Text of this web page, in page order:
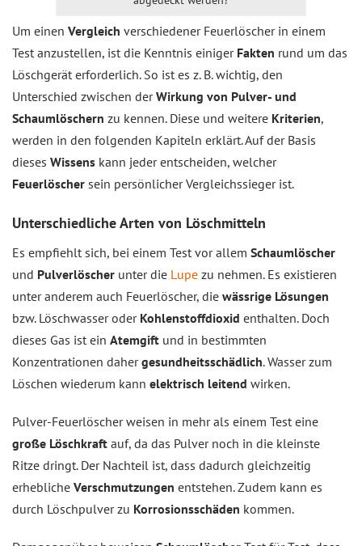
Um einen Vergleich verschiedener Feuerlöscher in einem
Test anzustellen, ist die Kenntnis einiger Fakten rund um das
Löschgerät erforderlich. So ist es z. B. wichtig, den
Unterschied zwischen derWirkung von Pulver- und
Schaumlöschern zu kennen. Diese und weitere Kriterien,
werden in den folgenden Kapiteln erklärt. Auf der Basis
dieses Wissens kann jeder entscheiden, welcher
Feuerlöscher sein persönlicher Vergleichssieger ist.
Unterschiedliche Arten von Löschmitteln
Es empfiehlt sich, bei einem Test vor allem Schaumlöscher
und Pulverlöscher unter die Lupe zu nehmen. Es existieren
unter anderem auch Feuerlöscher, die wässrige Lösungen
bzw. Löschwasser oder Kohlenstoffdioxid enthalten. Doch
dieses Gas ist ein Atemgift und in bestimmten
Konzentrationen dahergesundheitsschädlich. Wasser zum
Löschen wiederum kann elektrisch leitend wirken.
Pulver-Feuerlöscher weisen in mehr als einem Test eine
große Löschkraft auf, da das Pulver noch in die kleinste
Ritze dringt. Der Nachteil ist, dass dadurch gleichzeitig
erhebliche Verschmutzungen entstehen. Zudem kann es
durch Löschpulver zu Korrosionsschäden kommen.